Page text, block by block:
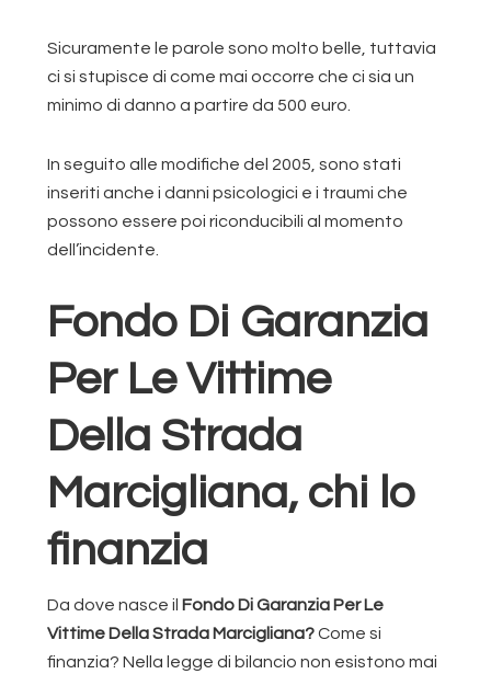
Sicuramente le parole sono molto belle, tuttavia
ci si stupisce di come mai occorre che ci sia un
minimo di danno a partire da 500 euro.
In seguito alle modifiche del 2005, sono stati
inseriti anche i danni psicologici e i traumi che
possono essere poi riconducibili al momento
dell’incidente.
Fondo Di Garanzia
Per Le Vittime
Della Strada
Marcigliana, chi lo
finanzia
Da dove nasce il Fondo Di Garanzia Per Le
Vittime Della Strada Marcigliana?Come si
finanzia? Nella legge di bilancio non esistono mai